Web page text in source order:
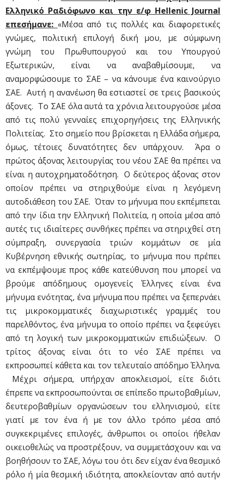
Ελληνικό Ραδιόφωνο και την ε/φ Hellenic Journal
επεσήμανε: «Μέσα από τις πολλές και διαφορετικές
γνώμες, πολιτική επιλογή δική μου, με σύμφωνη
γνώμη του Πρωθυπουργού και του Υπουργού
Εξωτερικών, είναι να αναβαθμίσουμε, να
αναμορφώσουμε το ΣΑΕ – να κάνουμε ένα καινούργιο
ΣΑΕ. Αυτή η ανανέωση θα εστιαστεί σε τρεις βασικούς
άξονες. Το ΣΑΕ όλα αυτά τα χρόνια λειτουργούσε μέσα
από τις πολύ γενναίες επιχορηγήσεις της Ελληνικής
Πολιτείας. Στο σημείο που βρίσκεται η Ελλάδα σήμερα,
όμως, τέτοιες δυνατότητες δεν υπάρχουν. Άρα ο
πρώτος άξονας λειτουργίας του νέου ΣΑΕ θα πρέπει να
είναι η αυτοχρηματοδότηση. Ο δεύτερος άξονας στον
οποίον πρέπει να στηριχθούμε είναι η λεγόμενη
αυτοδιάθεση του ΣΑΕ. Όταν το μήνυμα που εκπέμπεται
από την ίδια την Ελληνική Πολιτεία, η οποία μέσα από
αυτές τις ιδιαίτερες συνθήκες πρέπει να στηριχθεί στη
σύμπραξη, συνεργασία τριών κομμάτων σε μία
Κυβέρνηση εθνικής σωτηρίας, το μήνυμα που πρέπει
να εκπέμψουμε προς κάθε κατεύθυνση που μπορεί να
βρούμε απόδημους ομογενείς Έλληνες είναι ένα
μήνυμα ενότητας, ένα μήνυμα που πρέπει να ξεπερνάει
τις μικροκομματικές διαχωριστικές γραμμές του
παρελθόντος, ένα μήνυμα το οποίο πρέπει να ξεφεύγει
από τη λογική των μικροκομματικών επιδιώξεων. Ο
τρίτος άξονας είναι ότι το νέο ΣΑΕ πρέπει να
εκπροσωπεί κάθετα και τον τελευταίο απόδημο Έλληνα.
Μέχρι σήμερα, υπήρχαν αποκλεισμοί, είτε διότι
έπρεπε να εκπροσωπούνται σε επίπεδο πρωτοβαθμίων,
δευτεροβαθμίων οργανώσεων του ελληνισμού, είτε
γιατί με τον ένα ή με τον άλλο τρόπο μέσα από
συγκεκριμένες επιλογές, άνθρωποι οι οποίοι ήθελαν
οικειοθελώς να προστρέξουν, να συμμετάσχουν και να
βοηθήσουν το ΣΑΕ, λόγω του ότι δεν είχαν ένα θεσμικό
ρόλο ή μία θεσμική ιδιότητα, αποκλείονταν από αυτήν